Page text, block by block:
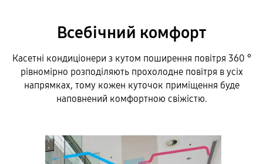
Всебічний комфорт
Касетні кондиціонери з кутом поширення повітря 360 °
рівномірно розподіляють прохолодне повітря в усіх
напрямках, тому кожен куточок приміщення буде
наповнений комфортною свіжістю.